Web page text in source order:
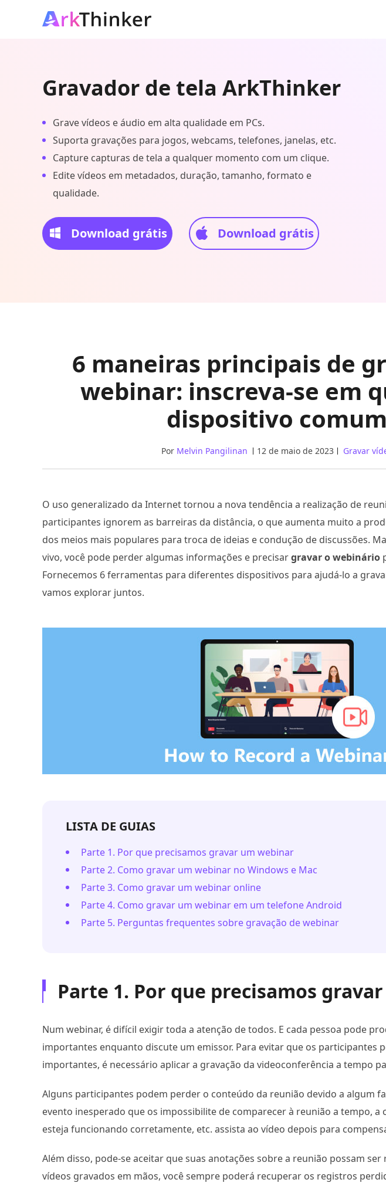
Gravador de tela ArkThinker
Grave vídeos e áudio em alta qualidade em PCs.
Suporta gravações para jogos, webcams, telefones, janelas, etc.
Capture capturas de tela a qualquer momento com um clique.
Edite vídeos em metadados, duração, tamanho, formato e
qualidade.
Download grátis Download grátis
6 maneiras principais de
webinar: inscreva-se em
dispositivo comum
Por Melvin Pangilinan 12 de maio de 2023 Gravar
O uso generalizado da Internet tornou a nova tendência a realização de
participantes ignorem as barreiras da distância, o que aumenta muito a
dos meios mais populares para troca de ideias e condução de discussões.
vivo, você pode perder algumas informações e precisargravar o webinário
Fornecemos 6 ferramentas para diferentes dispositivos para ajudá-lo a
vamos explorar juntos.
LISTA DE GUIAS
Parte 1. Por que precisamos gravar um webinar
Parte 2. Como gravar um webinar no Windows e Mac
Parte 3. Como gravar um webinar online
Parte 4. Como gravar um webinar em um telefone Android
Parte 5. Perguntas frequentes sobre gravação de webinar
Parte 1. Por que precisamos
Num webinar, é difícil exigir toda a atenção de todos. E cada pessoa pode
importantes enquanto discute um emissor. Para evitar que os participantes
importantes, é necessário aplicar a gravação da videoconferência a tempo
Alguns participantes podem perder o conteúdo da reunião devido a algum
evento inesperado que os impossibilite de comparecer à reunião a tempo, a
esteja funcionando corretamente, etc. assista ao vídeo depois para
Além disso, pode-se aceitar que suas anotações sobre a reunião possam ser
vídeos gravados em mãos, você sempre poderá recuperar os registros